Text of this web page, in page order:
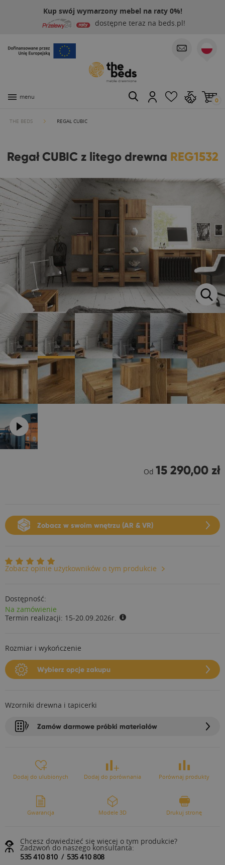
Kup swój wymarzony mebel na raty 0%!
dostępne teraz na beds.pl!
menu 0
THE BEDS REGAŁ CUBIC
Regał CUBIC z litego drewna REG1532
Od 15 290,00 zł
Zobacz w swoim wnętrzu (AR & VR)
Zobacz opinie użytkowników o tym produkcie
Dostępność:
Na zamówienie
Termin realizacji: 15-20.09.2026r.
Rozmiar i wykończenie
Wybierz opcje zakupu
Wzorniki drewna i tapicerki
Zamów darmowe próbki materiałów
Dodaj do ulubionych Dodaj do porównania Porównaj produkty
Gwarancja Modele 3D Drukuj stronę
Chcesz dowiedzieć się więcej o tym produkcie?
Zadzwoń do naszego konsultanta:
535 410 810/ 535 410 808